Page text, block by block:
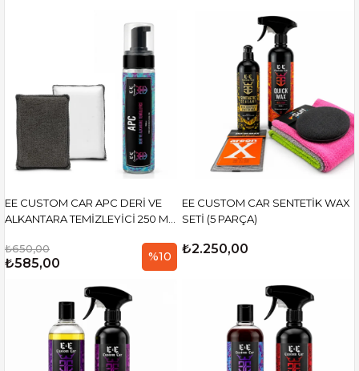
EE CUSTOM CAR APC DERİ VE
ALKANTARA TEMİZLEYİCİ 250 ML
(PLASTİK VE DERİ TEMİZLİK PEDİ)
₺650,00
₺585,00 %10
EE CUSTOM CAR SENTETİK WAX
SETİ (5 PARÇA)
₺2.250,00